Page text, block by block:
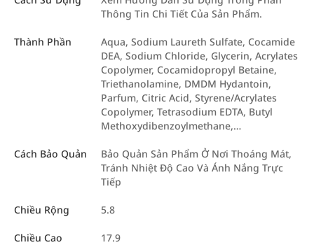
Thông Tin Chi Tiết Của Sản Phẩm.
Thành Phần
Aqua, Sodium Laureth Sulfate, Cocamide
DEA, Sodium Chloride, Glycerin, Acrylates
Copolymer, Cocamidopropyl Betaine,
Triethanolamine, DMDM Hydantoin,
Parfum, Citric Acid, Styrene/Acrylates
Copolymer, Tetrasodium EDTA, Butyl
Methoxydibenzoylmethane,…
Cách Bảo Quản
Bảo Quản Sản Phẩm Ở Nơi Thoáng Mát,
Tránh Nhiệt Độ Cao Và Ánh Nắng Trực
Tiếp
Chiều Rộng 5.8
Chiều Cao 17.9